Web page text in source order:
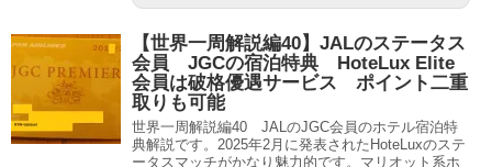
【世界一周解説編40】JALのステータス
会員 JGCの宿泊特典 HoteLux Elite
会員は破格優遇サービス ポイント二重
取りも可能
世界一周解説編40 JALのJGC会員のホテル宿泊特
典解説です。2025年2月に発表されたHoteLuxのステ
ータスマッチがかなり魅力的です。マリオット系ホ